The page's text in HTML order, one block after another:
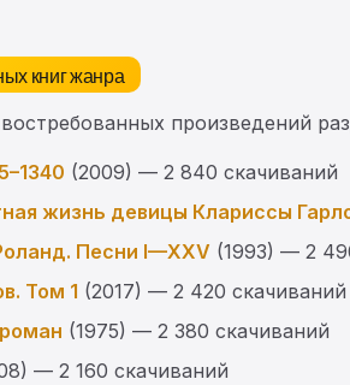
книг жанра
произведений
(2009) — 2 840 скачиваний
жизнь девицы Клариссы
Песни I—XXV (1993) — 2
Том 1 (2017) — 2 420 скачиваний
(1975) — 2 380 скачиваний
— 2 160 скачиваний